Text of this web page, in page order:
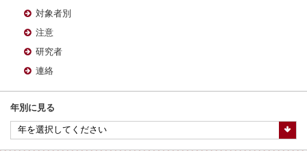
対象者別
注意
研究者
連絡
年別に見る